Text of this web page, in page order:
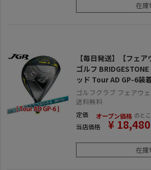
在庫
【毎日発送】【フェ
ゴルフ
ッド Tour AD GP-6装
ゴルフクラブ フェアウ
送料無料
定価 オープン価格 のと
当店価格 ¥ 18,480
在庫